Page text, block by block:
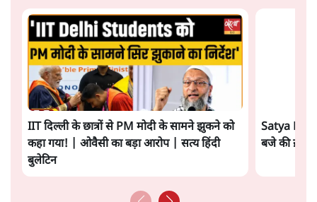
IIT दिल्ली के छात्रों से PM मोदी के सामने झुकने को
कहा गया! | ओवैसी का बड़ा आरोप | सत्य हिंदी
बुलेटिन
Satya
बजे की ख़बरें